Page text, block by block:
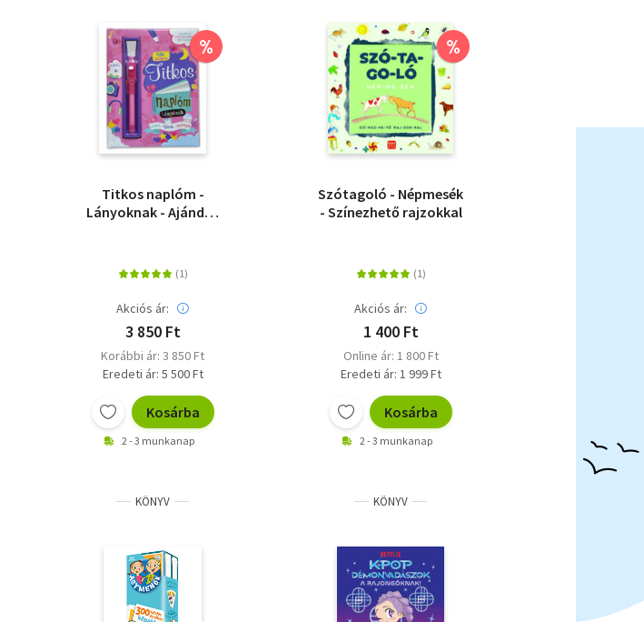
%
Titkos naplóm -
Lányoknak - Ajándék
lámpával
Akciós ár:
3 850 Ft
Korábbi ár: 3 850 Ft
Eredeti ár: 5 500 Ft
Kosárba
2 - 3 munkanap
%
Szótagoló - Népmesék
- Színezhető rajzokkal
Akciós ár:
1 400 Ft
Online ár: 1 800 Ft
Eredeti ár: 1 999 Ft
Kosárba
2 - 3 munkanap
KÖNYV KÖNYV